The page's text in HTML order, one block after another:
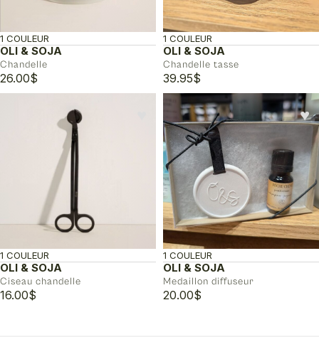
OLI & SOJA
Chandelle
1 COULEUR
26.00$
OLI & SOJA
Chandelle tasse
1 COULEUR
39.95$
OLI & SOJA
Ciseau chandelle
1 COULEUR
16.00$
♥︎
OLI & SOJA
Medaillon diffuseur
1 COULEUR
20.00$